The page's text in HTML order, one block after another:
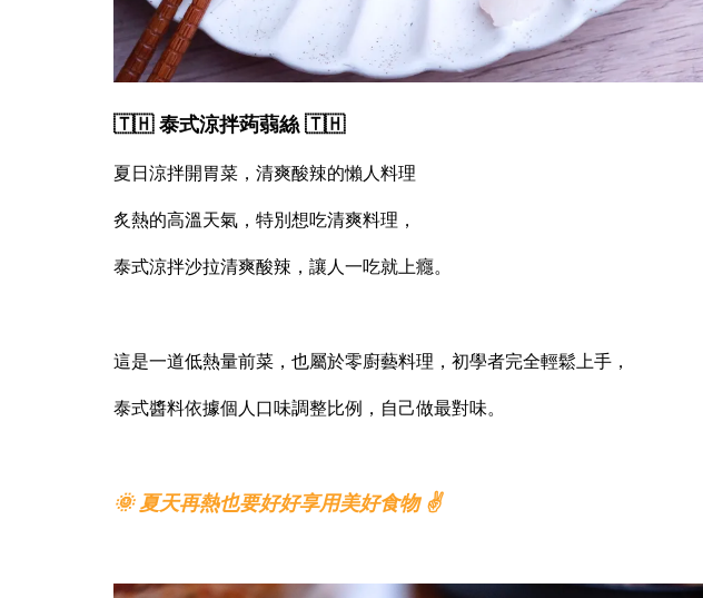
🇹🇭 泰式涼拌蒟蒻絲 🇹🇭
夏日涼拌開胃菜，清爽酸辣的懶人料理
炙熱的高溫天氣，特別想吃清爽料理，
泰式涼拌沙拉清爽酸辣，讓人一吃就上癮。
這是一道低熱量前菜，也屬於零廚藝料理，初學者完全輕鬆上手，
泰式醬料依據個人口味調整比例，自己做最對味。
🌞 夏天再熱也要好好享用美好食物 ✌️